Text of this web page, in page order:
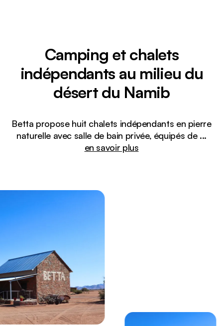
Camping et chalets
indépendants au milieu du
désert du Namib
Betta propose huit chalets indépendants en pierre
naturelle avec salle de bain privée, équipés de ...
en savoir plus